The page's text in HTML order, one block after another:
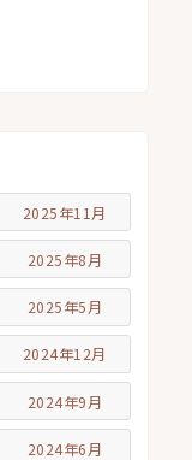
2025年11月
2025年8月
2025年5月
2024年12月
2024年9月
2024年6月